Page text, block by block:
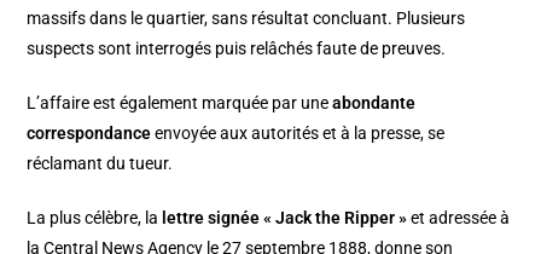
massifs dans le quartier, sans résultat concluant. Plusieurs
suspects sont interrogés puis relâchés faute de preuves.
L’affaire est également marquée par uneabondante
correspondanceenvoyée aux autorités et à la presse, se
réclamant du tueur.
La plus célèbre, la lettre signée « Jack the Ripper »et adressée à
la Central News Agency le 27 septembre 1888, donne son